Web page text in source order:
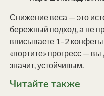
Снижение веса — это
бережный подход, а не
вписываете 1–2
«портите» прогресс —
значит, устойчивым.
Читайте также